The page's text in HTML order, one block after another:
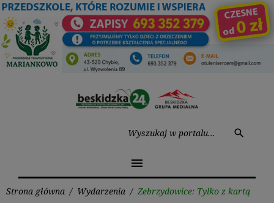
Przejdź
do
treści
search
menu
Strona główna / Wydarzenia / Zebrzydowice: Tylko z kartą